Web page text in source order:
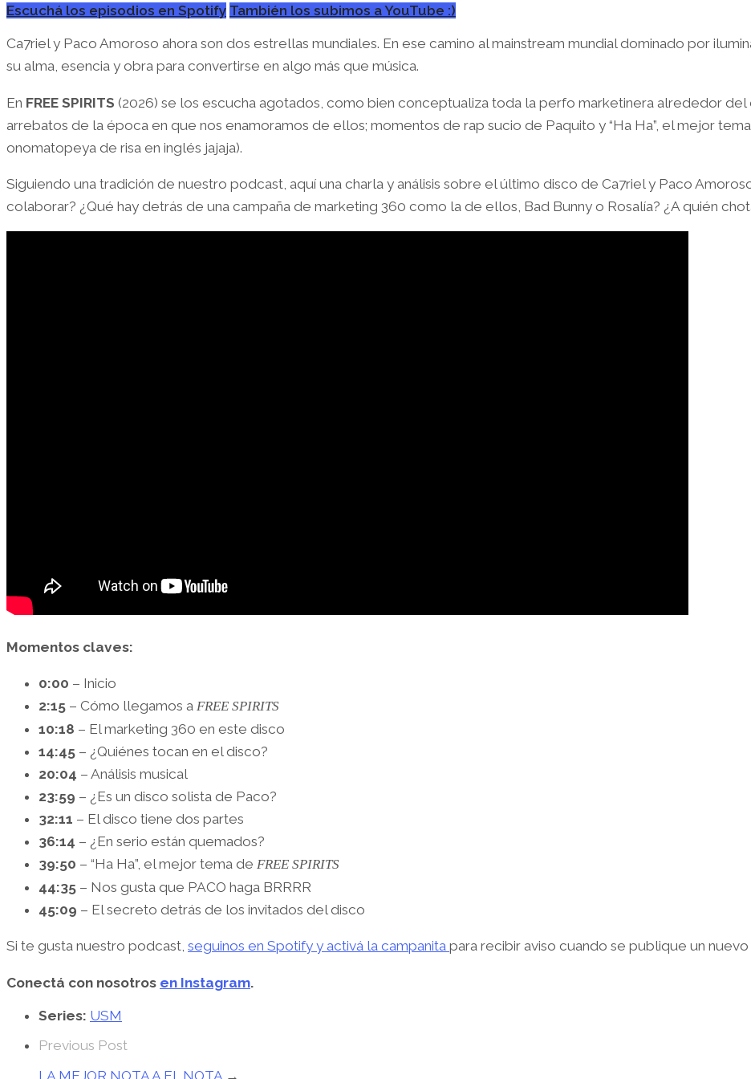
Escuchá los episodios en Spotify También los subimos a YouTube :)
Ca7riel y Paco Amoroso ahora son dos estrellas mundiales. En ese camino al mainstream mundial dominado por
su alma, esencia y obra para convertirse en algo más que música.
En FREE SPIRITS (2026) se los escucha agotados, como bien conceptualiza toda la perfo marketinera alrededor del
arrebatos de la época en que nos enamoramos de ellos; momentos de rap sucio de Paquito y “Ha Ha”, el mejor
onomatopeya de risa en inglés jajaja).
Siguiendo una tradición de nuestro podcast, aquí una charla y análisis sobre el último disco de Ca7riel y Paco
colaborar? ¿Qué hay detrás de una campaña de marketing 360 como la de ellos, Bad Bunny o Rosalía? ¿A quién
Momentos claves:
0:00 – Inicio
2:15 – Cómo llegamos a FREE SPIRITS
10:18 – El marketing 360 en este disco
14:45 – ¿Quiénes tocan en el disco?
20:04 – Análisis musical
23:59 – ¿Es un disco solista de Paco?
32:11 – El disco tiene dos partes
36:14 – ¿En serio están quemados?
39:50 – “Ha Ha”, el mejor tema de FREE SPIRITS
44:35 – Nos gusta que PACO haga BRRRR
45:09 – El secreto detrás de los invitados del disco
Si te gusta nuestro podcast, seguinos en Spotify y activá la campanita para recibir aviso cuando se publique un
Conectá con nosotros en Instagram.
Series: USM
Previous Post
LA MEJOR NOTA A EL NOTA →